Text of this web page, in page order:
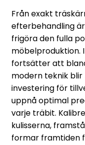
Från exakt
efterbehandling
frigöra den fulla
möbelproduktion.
fortsätter att
modern teknik
investering för
uppnå optimal
varje träbit.
kulisserna,
formar framtiden